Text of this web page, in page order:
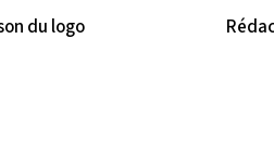
du logo